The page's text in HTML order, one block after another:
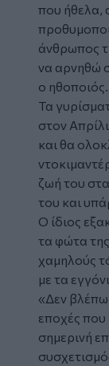
που ήθελα,
άνθρωπος
να αρνηθώ
ο ηθοποιός.
Τα
στον
και θα
ζωή του
του και
Ο ίδιος
τα φώτα
χαμηλούς
με τα
«Δεν βλέπω
εποχές που
σημερινή